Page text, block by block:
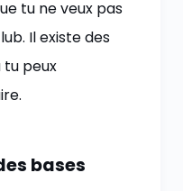
tu ne veux pas
Il existe des
tu peux
bases